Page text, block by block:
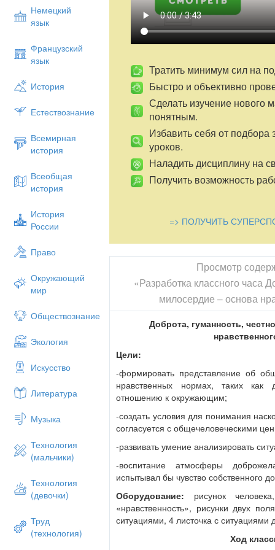
Немецкий
язык
Французский
язык
История
Естествознание
Всемирная
история
Всеобщая
история
История
России
Право
Окружающий
мир
Обществознание
Экология
Искусство
Литература
Музыка
Технология
(мальчики)
Технология
(девочки)
Труд
(технология)
Погрузимся в тишину. Сядьте в
напряжения, закройте глаза, чтобы не
мысли. Представьте, что во время
Настрой на позитивные мысли:
Мир, мир, мир везде.
Мир в тебе, мир во мне!
Свет, свет, свет везде.
Свет в тебе, свет во мне!
Любовь, любовь, любовь везде
Любовь в тебе, любовь во мне!
-Какие слова, характеризуют
группах).
Посмотрите, что вы видите?(лесные
-Какие слова вы поселили на
-Какая поляна вам нравится? Почему?
-На какой поляне хотели бы
-Как вы думаете, какая будет тема
честность и милосердие).
Все положительные качества
человеку присущи эти качества,
Чтение из словаря Ожегова, что такое
Я предлагаю ситуации, в которых вы
I группа- о доброте «Девочка с
Карточка
Ситуация «Девочка с заплаканными
За пять минут до первого урока
последней. У неё был расстроенный
Тратить минимум сил на
Быстро и объективно
Сделать изучение нового
понятным.
Избавить себя от подбора
уроков.
Наладить дисциплину на
Получить возможность
=> ПОЛУЧИТЬ
Просмотр
«Разработка классного часа
милосердие – основа
Доброта, гуманность,
Цели:
-формировать представление об
нравственных нормах, таких как
отношению к окружающим;
-создать условия для понимания
согласуется с общечеловеческими
-развивать умение анализировать
-воспитание атмосферы
испытывал бы чувство собственного
Оборудование: рисунок
«нравственность», рисунки двух
ситуациями, 4 листочка с ситуациями
Ход